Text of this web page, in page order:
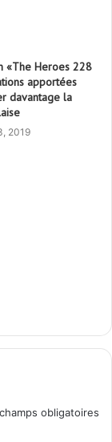
«The Heroes 228
apportées
davantage la
2019
obligatoires